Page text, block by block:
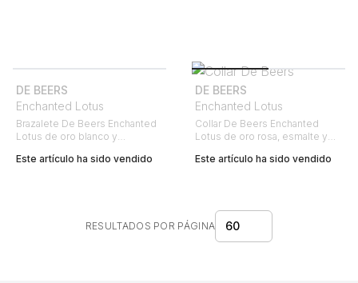
DE BEERS
Enchanted Lotus
Brazalete De Beers Enchanted
Lotus de oro blanco y
Este artículo ha sido vendido
DE BEERS
Enchanted Lotus
Collar De Beers Enchanted
Lotus de oro rosa, esmalte y
Este artículo ha sido vendido
RESULTADOS POR PÁGINA 60